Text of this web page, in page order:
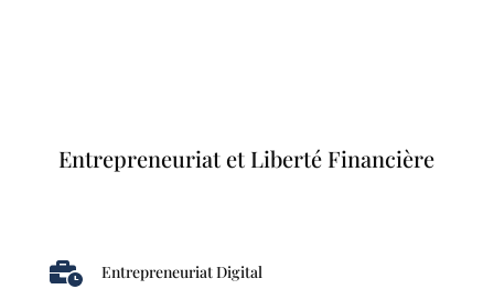
Entrepreneuriat et Liberté Financière
 Entrepreneuriat Digital